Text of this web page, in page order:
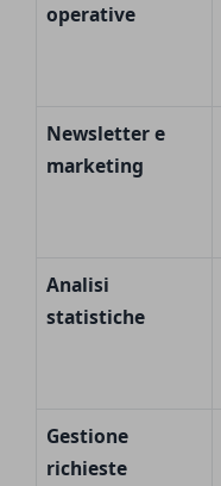
operative
Newsletter e
marketing
Analisi
statistiche
Gestione
richieste